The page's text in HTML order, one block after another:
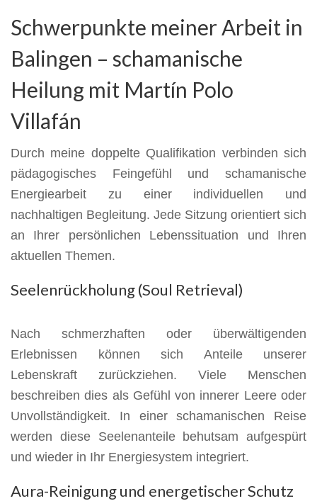
Schwerpunkte meiner Arbeit in
Balingen – schamanische
Heilung mit Martín Polo
Villafán
Durch meine doppelte Qualifikation verbinden sich
pädagogisches Feingefühl und schamanische
Energiearbeit zu einer individuellen und
nachhaltigen Begleitung. Jede Sitzung orientiert sich
an Ihrer persönlichen Lebenssituation und Ihren
aktuellen Themen.
Seelenrückholung (Soul Retrieval)
Nach schmerzhaften oder überwältigenden
Erlebnissen können sich Anteile unserer
Lebenskraft zurückziehen. Viele Menschen
beschreiben dies als Gefühl von innerer Leere oder
Unvollständigkeit. In einer schamanischen Reise
werden diese Seelenanteile behutsam aufgespürt
und wieder in Ihr Energiesystem integriert.
Aura-Reinigung und energetischer Schutz